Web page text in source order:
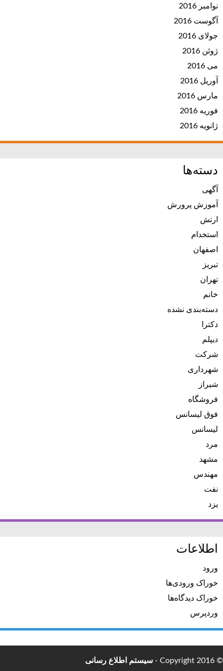
نوامبر 2016
آگوست 2016
جولای 2016
ژوئن 2016
می 2016
آوریل 2016
مارس 2016
فوریه 2016
ژانویه 2016
دسته‌ها
آگهی
آموزش پرورش
ارتش
استخدام
اصفهان
تبریز
تهران
خانم
دسته‌بندی نشده
دکترا
دیپلم
شرکت
شهرداری
شیراز
فروشگاه
فوق لیسانس
لیسانس
مرد
مشهد
مهندس
نفت
یزد
اطلاعات
ورود
خوراک ورودی‌ها
خوراک دیدگاه‌ها
وردپرس
© Copyright 2016 - سیستم اطلاع رسانی